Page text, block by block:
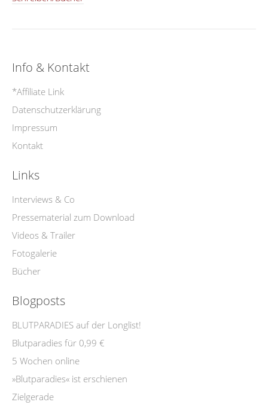
Info & Kontakt
*Affiliate Link
Datenschutzerklärung
Impressum
Kontakt
Links
Interviews & Co
Pressematerial zum Download
Videos & Trailer
Fotogalerie
Bücher
Blogposts
BLUTPARADIES auf der Longlist!
Blutparadies für 0,99 €
5 Wochen online
»Blutparadies« ist erschienen
Zielgerade